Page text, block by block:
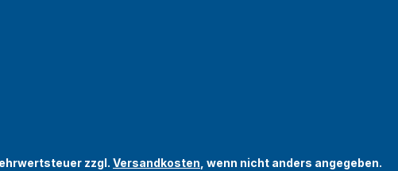
zzgl. Versandkosten , wenn nicht anders angegeben.